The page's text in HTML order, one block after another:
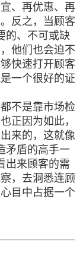
、再优惠、再
反之，当顾客
的、不可或缺
他们也会迫不
快速打开顾客
一个很好的证
不是靠市场检
正因为如此，
来的，这就像
矛盾的高手一
出来顾客的需
，去洞悉连顾
目中占据一个